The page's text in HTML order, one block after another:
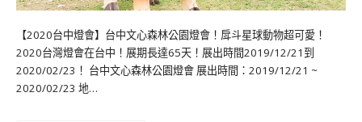
【2020台中燈會】台中文心森林公園燈會！戽斗星球動物超可愛！
2020台灣燈會在台中！展期長達65天！展出時間2019/12/21到
2020/02/23！ 台中文心森林公園燈會 展出時間：2019/12/21 ~
2020/02/23 地…